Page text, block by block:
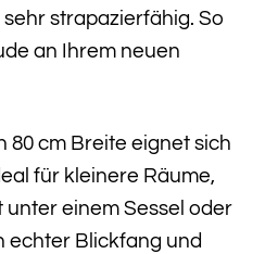
strapazierfähig. So
an Ihrem neuen
80 cm Breite eignet sich
für kleinere Räume,
unter einem Sessel oder
echter Blickfang und